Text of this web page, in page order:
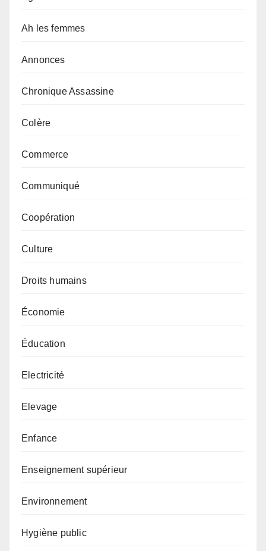
Ah les femmes
Annonces
Chronique Assassine
Colère
Commerce
Communiqué
Coopération
Culture
Droits humains
Économie
Éducation
Electricité
Elevage
Enfance
Enseignement supérieur
Environnement
Hygiène public